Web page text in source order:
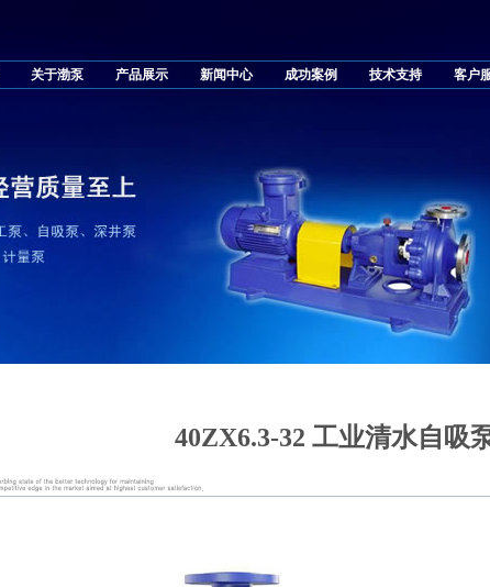
关于渤泵 产品展示 新闻中心 成功案例 技术支持 客户
40ZX6.3-32 工业清水自吸